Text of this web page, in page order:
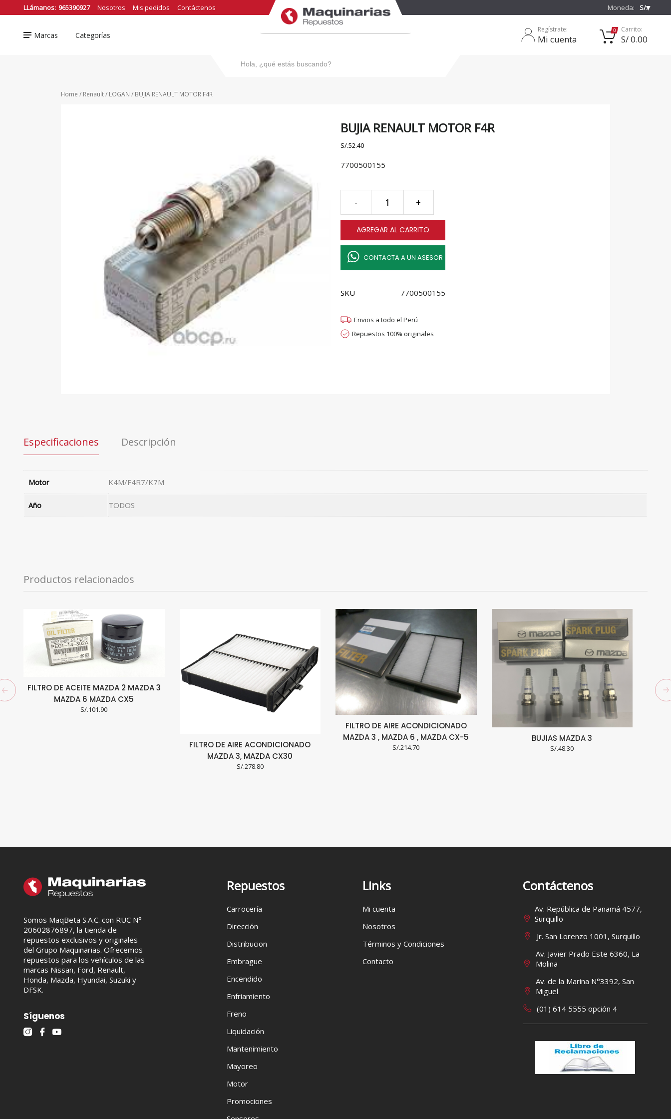
LLámanos: 965390927 Nosotros Mis pedidos Contáctenos Moneda: S/.
Marcas Categorías
productos
Regístrate:
Mi cuenta
Carrito:
S/ 0.00
PATROL
Home / Renault/ LOGAN / BUJIA RENAULT MOTOR F4R
BUJIA RENAULT MOTOR F4R
S/.52.40
7700500155
-
RENAULT
MOTOR
F4R
quantity
+
AGREGAR AL CARRITO
CONTACTA A UN ASESOR
SKU 7700500155
Envios a todo el Perú
Repuestos 100% originales
Especificaciones Descripción
Motor K4M/F4R7/K7M
Año TODOS
Productos relacionados
FILTRO DE ACEITE MAZDA 2 MAZDA 3
MAZDA 6 MAZDA CX5
S/.101.90
FILTRO DE AIRE ACONDICIONADO
MAZDA 3, MAZDA CX30
S/.278.80
FILTRO DE AIRE ACONDICIONADO
MAZDA 3 , MAZDA 6 , MAZDA CX-5
S/.214.70
BUJIAS MAZDA 3
S/.48.30
Somos MaqBeta S.A.C. con RUC N°
20602876897, la tienda de
repuestos exclusivos y originales
del Grupo Maquinarias. Ofrecemos
repuestos para los vehículos de las
marcas Nissan, Ford, Renault,
Honda, Mazda, Hyundai, Suzuki y
DFSK.
Síguenos
Repuestos
Carrocería
Dirección
Distribucion
Embrague
Encendido
Enfriamiento
Freno
Liquidación
Mantenimiento
Mayoreo
Motor
Promociones
Links
Mi cuenta
Nosotros
Términos y Condiciones
Contacto
Contáctenos
Av. República de Panamá 4577,
Surquillo
Jr. San Lorenzo 1001, Surquillo
Av. Javier Prado Este 6360, La
Molina
Av. de la Marina N°3392, San
Miguel
(01) 614 5555 opción 4